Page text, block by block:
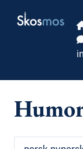
Skosmos